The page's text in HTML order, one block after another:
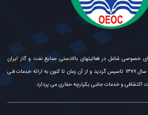
خصوصی شاغل در فعالیتهای بالادستی صنایع نفت و گاز ایران
شناخته می شود. این شرکت در سال ۱۳۷۷ تاسیس گردید و از آن زمان تا کنون به ارائه خدمات فنی
اکتشافی و خدمات جانبی یکپارچه حفاری می پردازد.